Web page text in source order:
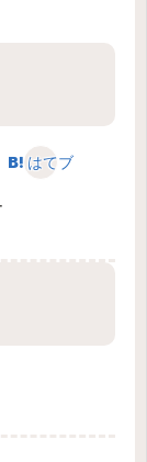
はてブ